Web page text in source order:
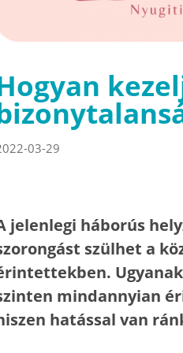
03-29
jelenlegi háborús
szülhet a
mindannyian
hatással van